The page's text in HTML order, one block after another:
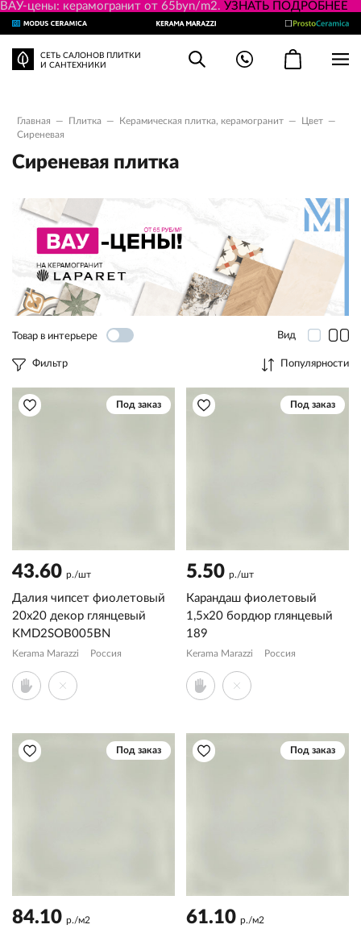
ВАУ-цены: керамогранит от 65byn/m2. УЗНАТЬ ПОДРОБНЕЕ
СЕТЬ САЛОНОВ ПЛИТКИ
И САНТЕХНИКИ
Главная — Плитка — Керамическая плитка, керамогранит — Цвет —
Сиреневая
Сиреневая плитка
Популярности
Товар в интерьере Вид
Фильтр
Под заказ
43.60 р./шт
Далия чипсет фиолетовый
20х20 декор глянцевый
KMD2SOB005BN
Kerama Marazzi Россия
Под заказ
5.50 р./шт
Карандаш фиолетовый
1,5x20 бордюр глянцевый
189
Kerama Marazzi Россия
Под заказ
84.10 р./м2
Под заказ
61.10 р./м2